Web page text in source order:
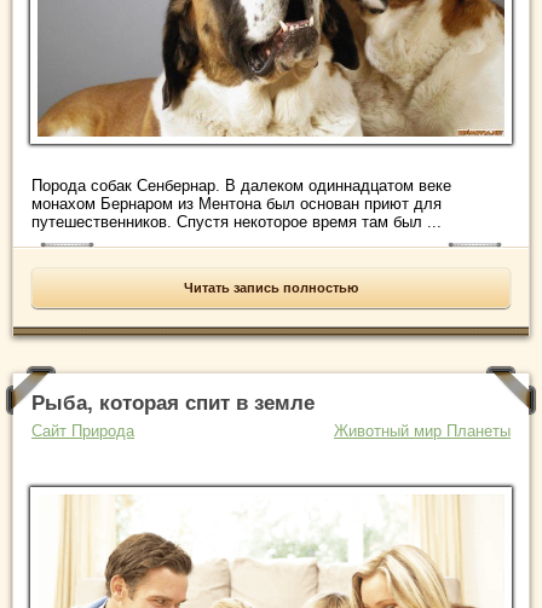
Порода собак Сенбернар. В далеком одиннадцатом веке
монахом Бернаром из Ментона был основан приют для
путешественников. Спустя некоторое время там был ...
Читать запись полностью
Рыба, которая спит в земле
Сайт Природа Животный мир Планеты